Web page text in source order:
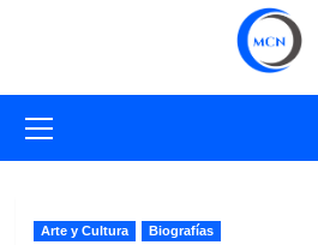
primario
Arte y Cultura Biografías